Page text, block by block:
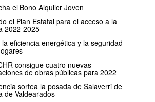
el Bono Alquiler Joven
el Plan Estatal para el acceso a la
2022-2025
eficiencia energética y la seguridad
consigue cuatro nuevas
de obras públicas para 2022
sortea la posada de Salaverri de
de Valdearados